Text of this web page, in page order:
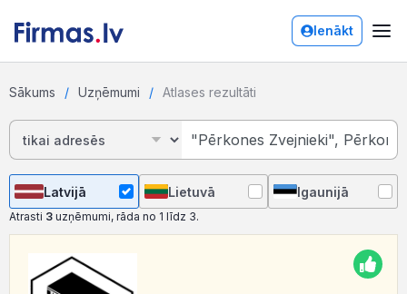
Ienākt
Sākums Uzņēmumi Atlases rezultāti
Latvijā Lietuvā Igaunijā
Atrasti 3 uzņēmumi, rāda no 1 līdz 3.